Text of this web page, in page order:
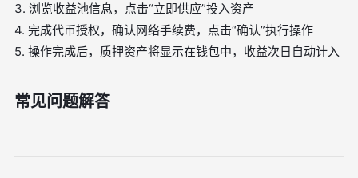
3. 浏览收益池信息，点击“立即供应”投入资产
4. 完成代币授权，确认网络手续费，点击“确认”执行操作
5. 操作完成后，质押资产将显示在钱包中，收益次日自动计入
常见问题解答